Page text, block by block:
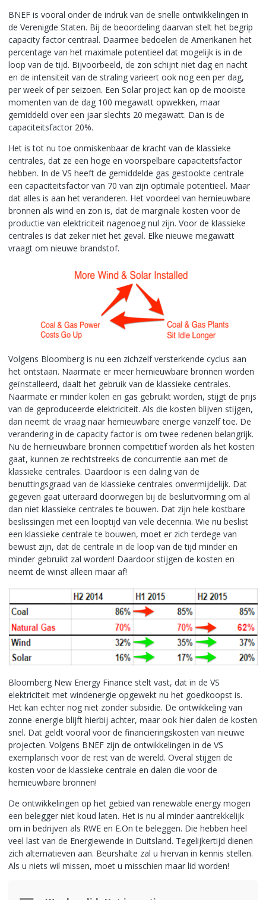
BNEF is vooral onder de indruk van de snelle ontwikkelingen in
de Verenigde Staten. Bij de beoordeling daarvan stelt het begrip
capacity factor centraal. Daarmee bedoelen de Amerikanen het
percentage van het maximale potentieel dat mogelijk is in de
loop van de tijd. Bijvoorbeeld, de zon schijnt niet dag en nacht
en de intensiteit van de straling varieert ook nog een per dag,
per week of per seizoen. Een Solar project kan op de mooiste
momenten van de dag 100 megawatt opwekken, maar
gemiddeld over een jaar slechts 20 megawatt. Dan is de
capaciteitsfactor 20%.
Het is tot nu toe onmiskenbaar de kracht van de klassieke
centrales, dat ze een hoge en voorspelbare capaciteitsfactor
hebben. In de VS heeft de gemiddelde gas gestookte centrale
een capaciteitsfactor van 70 van zijn optimale potentieel. Maar
dat alles is aan het veranderen. Het voordeel van hernieuwbare
bronnen als wind en zon is, dat de marginale kosten voor de
productie van elektriciteit nagenoeg nul zijn. Voor de klassieke
centrales is dat zeker niet het geval. Elke nieuwe megawatt
vraagt om nieuwe brandstof.
Volgens Bloomberg is nu een zichzelf versterkende cyclus aan
het ontstaan. Naarmate er meer hernieuwbare bronnen worden
geïnstalleerd, daalt het gebruik van de klassieke centrales.
Naarmate er minder kolen en gas gebruikt worden, stijgt de prijs
van de geproduceerde elektriciteit. Als die kosten blijven stijgen,
dan neemt de vraag naar hernieuwbare energie vanzelf toe. De
verandering in de capacity factor is om twee redenen belangrijk.
Nu de hernieuwbare bronnen competitief worden als het kosten
gaat, kunnen ze rechtstreeks de concurrentie aan met de
klassieke centrales. Daardoor is een daling van de
benuttingsgraad van de klassieke centrales onvermijdelijk. Dat
gegeven gaat uiteraard doorwegen bij de besluitvorming om al
dan niet klassieke centrales te bouwen. Dat zijn hele kostbare
beslissingen met een looptijd van vele decennia. Wie nu beslist
een klassieke centrale te bouwen, moet er zich terdege van
bewust zijn, dat de centrale in de loop van de tijd minder en
minder gebruikt zal worden! Daardoor stijgen de kosten en
neemt de winst alleen maar af!
Bloomberg New Energy Finance stelt vast, dat in de VS
elektriciteit met windenergie opgewekt nu het goedkoopst is.
Het kan echter nog niet zonder subsidie. De ontwikkeling van
zonne-energie blijft hierbij achter, maar ook hier dalen de kosten
snel. Dat geldt vooral voor de financieringskosten van nieuwe
projecten. Volgens BNEF zijn de ontwikkelingen in de VS
exemplarisch voor de rest van de wereld. Overal stijgen de
kosten voor de klassieke centrale en dalen die voor de
hernieuwbare bronnen!
De ontwikkelingen op het gebied van renewable energy mogen
een belegger niet koud laten. Het is nu al minder aantrekkelijk
om in bedrijven als RWE en E.On te beleggen. Die hebben heel
veel last van de Energiewende in Duitsland. Tegelijkertijd dienen
zich alternatieven aan. Beurshalte zal u hiervan in kennis stellen.
Als u niets wil missen, moet u misschien maar lid worden!